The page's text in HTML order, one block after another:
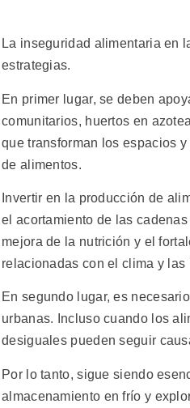
La inseguridad alimentaria en
estrategias.
En primer lugar, se deben
comunitarios, huertos en
que transforman los espacios
de alimentos.
Invertir en la producción de
el acortamiento de las
mejora de la nutrición y el
relacionadas con el clima y
En segundo lugar, es
urbanas. Incluso cuando los
desiguales pueden seguir
Por lo tanto, sigue siendo
almacenamiento en frío y